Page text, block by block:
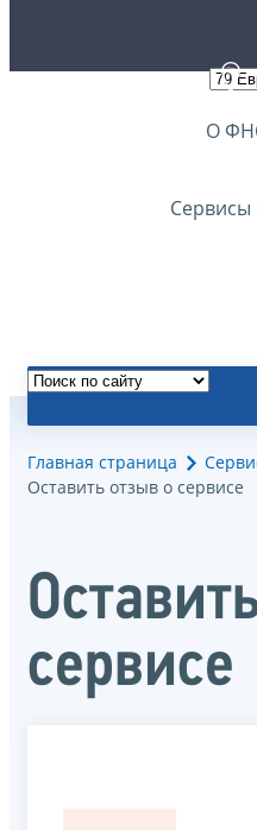
О
Сервисы
Главная страница
Оставить отзыв о сервисе
сервисе